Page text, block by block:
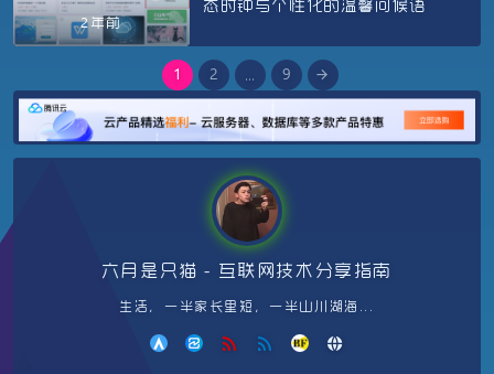
2年前
态时钟与个性化的温馨问候语
1 2 ... 9
六月是只猫 - 互联网技术分享指南
生活，一半家长里短，一半山川湖海...